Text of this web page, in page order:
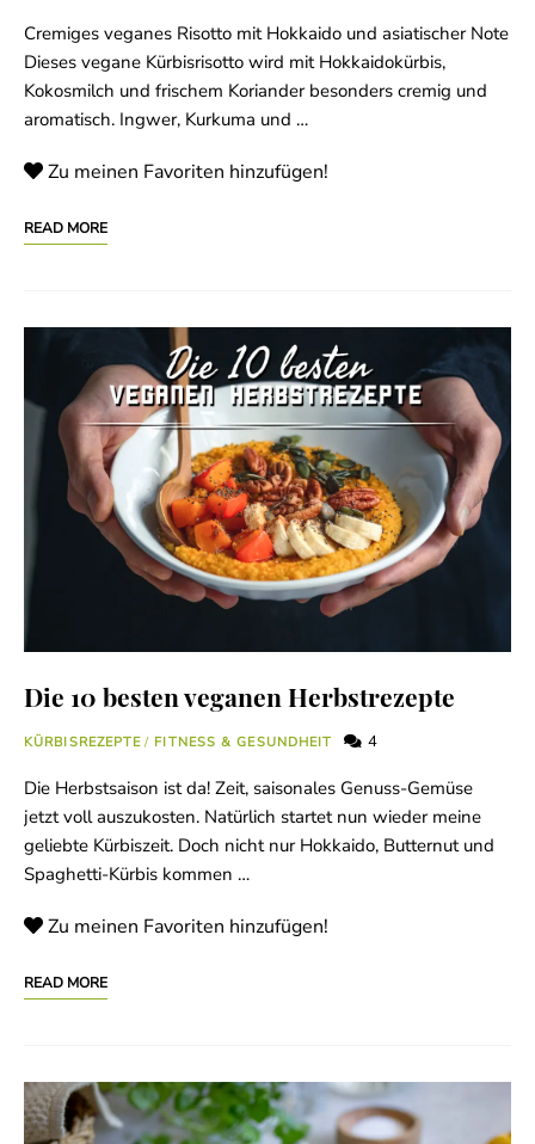
Cremiges veganes Risotto mit Hokkaido und asiatischer Note
Dieses vegane Kürbisrisotto wird mit Hokkaidokürbis,
Kokosmilch und frischem Koriander besonders cremig und
aromatisch. Ingwer, Kurkuma und …
Zu meinen Favoriten hinzufügen!
READ MORE
Die 10 besten veganen Herbstrezepte
KÜRBISREZEPTE / FITNESS & GESUNDHEIT 4
Die Herbstsaison ist da! Zeit, saisonales Genuss-Gemüse
jetzt voll auszukosten. Natürlich startet nun wieder meine
geliebte Kürbiszeit. Doch nicht nur Hokkaido, Butternut und
Spaghetti-Kürbis kommen …
Zu meinen Favoriten hinzufügen!
READ MORE